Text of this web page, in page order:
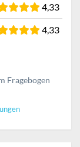
4,33
4,33
Fragebogen